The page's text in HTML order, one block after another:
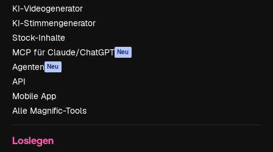
KI-Videogenerator
KI-Stimmengenerator
Stock-Inhalte
MCP für Claude/ChatGPT Neu
Agenten Neu
API
Mobile App
Alle Magnific-Tools
Loslegen